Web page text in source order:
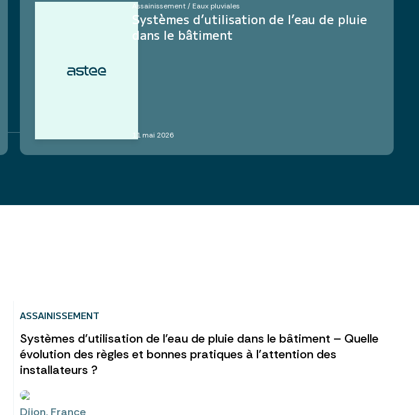
Assainissement / Eaux pluviales
Systèmes d’utilisation de l’eau de pluie
dans le bâtiment
11 mai 2026
ASSAINISSEMENT
Systèmes d’utilisation de l’eau de pluie dans le bâtiment – Quelle
évolution des règles et bonnes pratiques à l’attention des
installateurs ?
Dijon, France